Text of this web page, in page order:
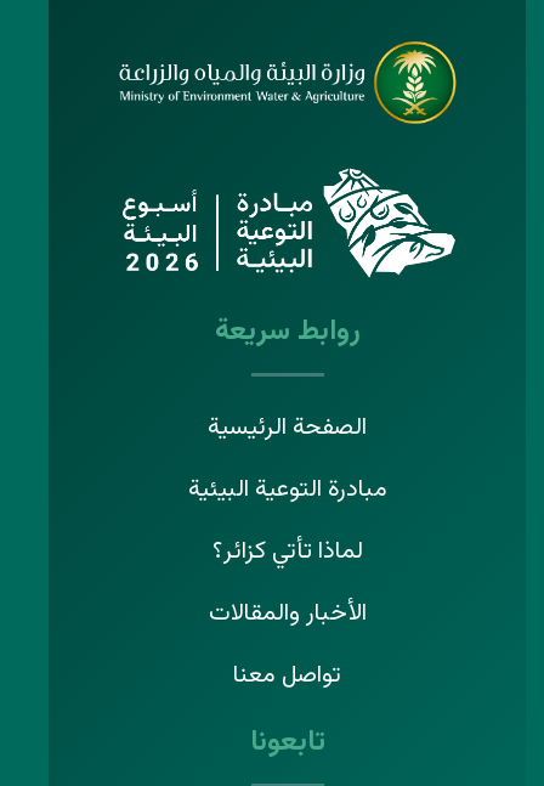
روابط سريعة
الصفحة الرئيسية
مبادرة التوعية البيئية
لماذا تأتي كزائر؟
الأخبار والمقالات
تواصل معنا
تابعونا